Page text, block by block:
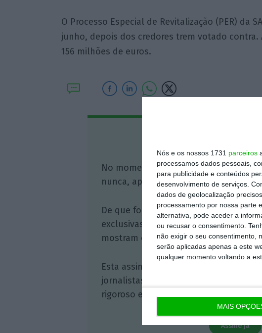
Nós e os nossos 1731 parceiros
processamos dados pessoais,
para publicidade e conteúdos
desenvolvimento de serviços.
dados de geolocalização
processamento por nossa parte
alternativa, pode aceder a
ou recusar o consentimento.
não exigir o seu consentimento,
serão aplicadas apenas a este
qualquer momento voltando a
MAIS
O Processo Especial de Revitalização (PER) da
junho, depois dos credores trem votado contra.
156 milhões de euros.
Assine o ECO
No momento em que a informação é
nunca, apoie o jornalismo
De que forma? Assine o ECO
exclusivas, à opinião que conta, às
mostram o outro lado da história.
Esta assinatura é uma forma de apoiar
jornalistas. A nossa contrapartida é o
rigoroso e credível.
Assine já